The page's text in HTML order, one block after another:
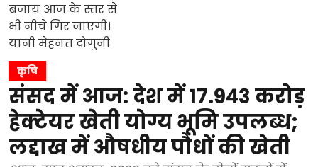
कृषि
संसद में आज: देश में 17.943 करोड़
हेक्टेयर खेती योग्य भूमि उपलब्ध;
लद्दाख में औषधीय पौधों की खेती